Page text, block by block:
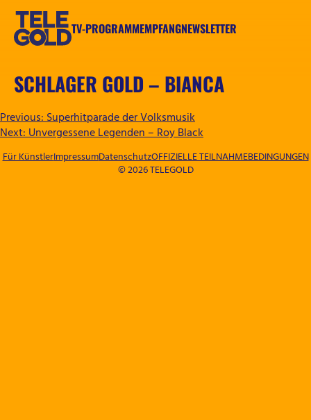
Zum
springen
TV-PROGRAMMEMPFANGNEWSLETTER
SCHLAGER GOLD – BIANCA
BEITRAGSNAVIGATION
Previous:Superhitparade der Volksmusik
Next:Unvergessene Legenden – Roy Black
© 2026 TELEGOLD
Für KünstlerImpressumDatenschutzOFFIZIELLE TEILNAHMEBEDINGUNGEN